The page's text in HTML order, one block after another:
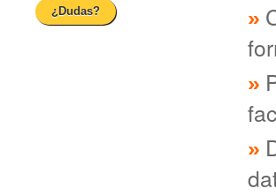
¿Dudas?